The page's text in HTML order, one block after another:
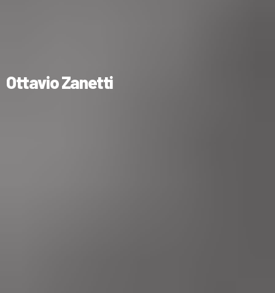
Ottavio Zanetti